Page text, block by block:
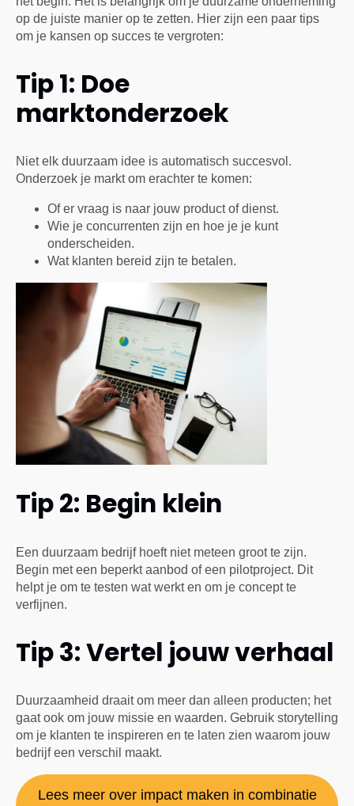
op de juiste manier op te zetten. Hier zijn een paar tips
om je kansen op succes te vergroten:
Tip 1: Doe
marktonderzoek
Niet elk duurzaam idee is automatisch succesvol.
Onderzoek je markt om erachter te komen:
Of er vraag is naar jouw product of dienst.
Wie je concurrenten zijn en hoe je je kunt
onderscheiden.
Wat klanten bereid zijn te betalen.
Tip 2: Begin klein
Een duurzaam bedrijf hoeft niet meteen groot te zijn.
Begin met een beperkt aanbod of een pilotproject. Dit
helpt je om te testen wat werkt en om je concept te
verfijnen.
Tip 3: Vertel jouw verhaal
Duurzaamheid draait om meer dan alleen producten; het
gaat ook om jouw missie en waarden. Gebruik storytelling
om je klanten te inspireren en te laten zien waarom jouw
bedrijf een verschil maakt.
Lees meer over impact maken in combinatie